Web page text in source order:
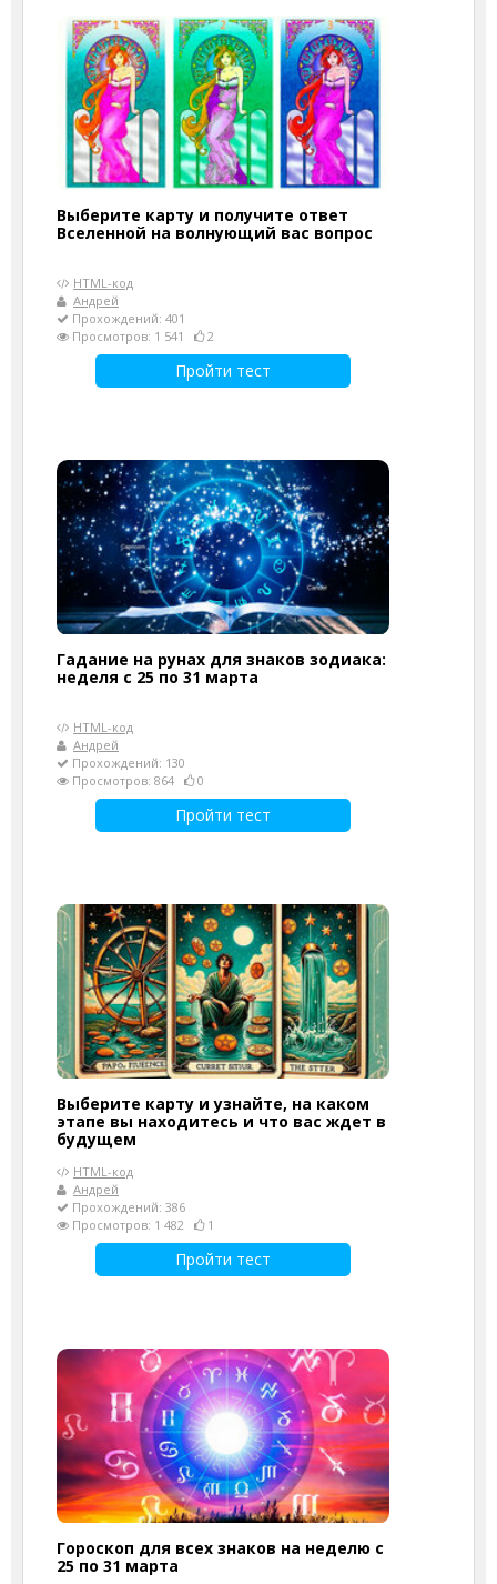
Выберите карту и получите ответ
Вселенной на волнующий вас вопрос
HTML-код
Андрей
Прохождений: 401
Просмотров: 1 541
2
Пройти тест
Гадание на рунах для знаков зодиака:
неделя с 25 по 31 марта
HTML-код
Андрей
Прохождений: 130
Просмотров: 864
0
Пройти тест
Выберите карту и узнайте, на каком
этапе вы находитесь и что вас ждет в
будущем
HTML-код
Андрей
Прохождений: 386
Просмотров: 1 482
1
Пройти тест
Гороскоп для всех знаков на неделю с
25 по 31 марта